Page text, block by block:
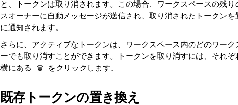
と、トークンは取り消されます。この場合、ワークスペースの残り
スオーナーに自動メッセージが送信され、取り消されたトークンを
に通知されます。
さらに、アクティブなトークンは、ワークスペース内のどのワーク
ーでも取り消すことができます。トークンを取り消すには、それぞ
横にある
🗑 をクリックします。
既存トークンの置き換え